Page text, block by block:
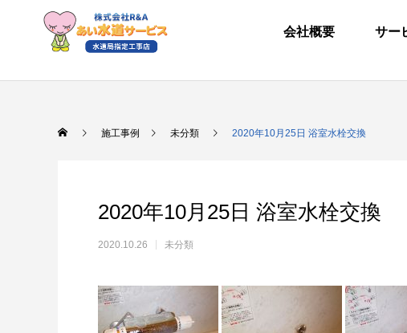
会社概要 サー
施工事例 未分類 2020年10月25日 浴室水栓交換
2020年10月25日 浴室水栓交換
2020.10.26 未分類